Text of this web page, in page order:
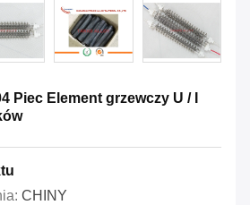
Piec Element grzewczy U / I
CHINY